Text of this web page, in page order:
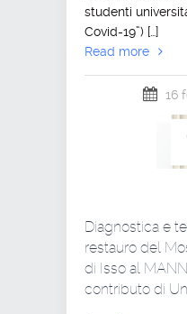
studenti
Covid-19”) […]
Read more
16
Diagnostica e
restauro del
di Isso al
contributo di